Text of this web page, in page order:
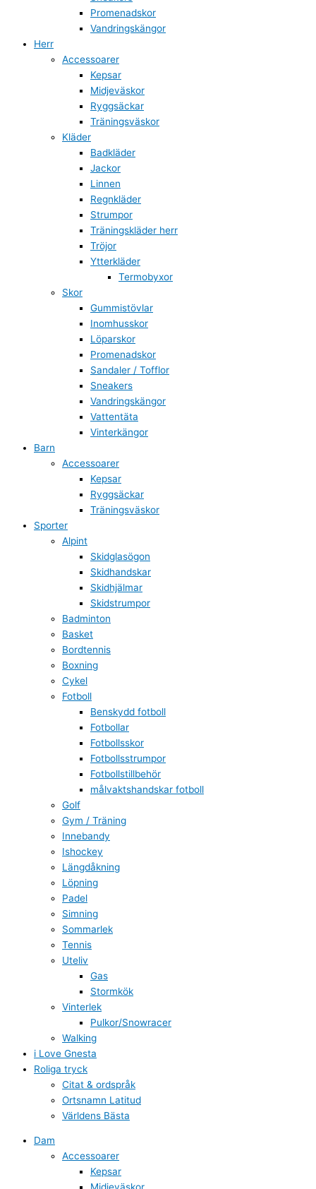
Promenadskor
Vandringskängor
Herr
Accessoarer
Kepsar
Midjeväskor
Ryggsäckar
Träningsväskor
Kläder
Badkläder
Jackor
Linnen
Regnkläder
Strumpor
Träningskläder herr
Tröjor
Ytterkläder
Termobyxor
Skor
Gummistövlar
Inomhusskor
Löparskor
Promenadskor
Sandaler / Tofflor
Sneakers
Vandringskängor
Vattentäta
Vinterkängor
Barn
Accessoarer
Kepsar
Ryggsäckar
Träningsväskor
Sporter
Alpint
Skidglasögon
Skidhandskar
Skidhjälmar
Skidstrumpor
Badminton
Basket
Bordtennis
Boxning
Cykel
Fotboll
Benskydd fotboll
Fotbollar
Fotbollsskor
Fotbollsstrumpor
Fotbollstillbehör
målvaktshandskar fotboll
Golf
Gym / Träning
Innebandy
Ishockey
Längdåkning
Löpning
Padel
Simning
Sommarlek
Tennis
Uteliv
Gas
Stormkök
Vinterlek
Pulkor/Snowracer
Walking
i Love Gnesta
Roliga tryck
Citat & ordspråk
Ortsnamn Latitud
Världens Bästa
Dam
Accessoarer
Kepsar